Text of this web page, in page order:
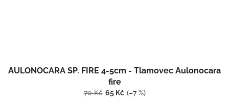
AULONOCARA SP. FIRE 4-5cm - Tlamovec Aulonocara
fire
70 Kč 65 Kč (–7 %)